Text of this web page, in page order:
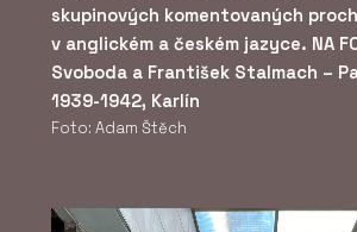
skupinových komentovaných
v anglickém a českém jazyce. NA
Svoboda a František Stalmach –
1939-1942, Karlín
Foto: Adam Štěch